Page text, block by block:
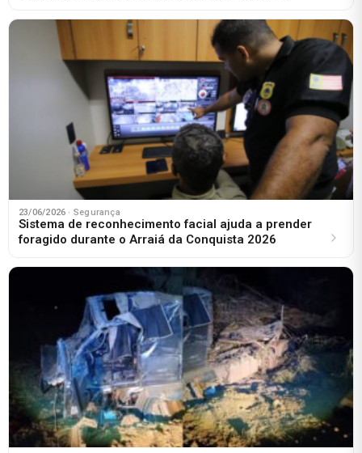
23/06/2026 · Segurança
Sistema de reconhecimento facial ajuda a prender
foragido durante o Arraiá da Conquista 2026